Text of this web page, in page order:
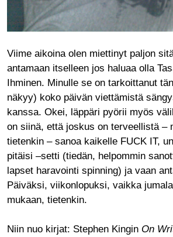
Viime aikoina olen miettinyt paljon
antamaan itselleen jos haluaa olla
Ihminen. Minulle se on tarkoittanut
näkyy) koko päivän viettämistä
kanssa. Okei, läppäri pyörii myös
on siinä, että joskus on terveellistä –
tietenkin – sanoa kaikelle FUCK IT,
pitäisi –setti (tiedän, helpommin
lapset haravointi spinning) ja vaan
Päiväksi, viikonlopuksi, vaikka
mukaan, tietenkin.
Niin nuo kirjat: Stephen Kingin On